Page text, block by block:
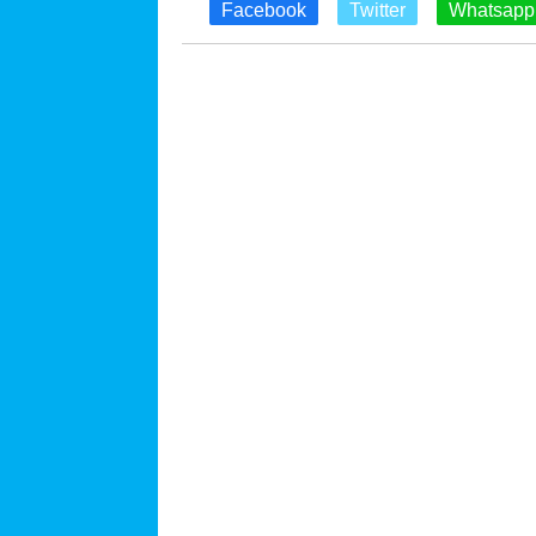
Facebook
Twitter Whatsapp